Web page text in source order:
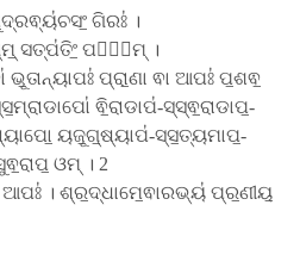
ଗିରଃ॑ ।
ସତ୍ପ॑ତିଂ॒ ପତି᳚ମ୍ ।
ଭୂ॒ତାନ୍ୟାପଃ॑ ପ୍ରା॒ଣା ଵା ଆପଃ॑ ପ॒ଶଵ॒
ଵି॒ରାଡାପ॑-ସ୍ସ୍ଵ॒ରାଡାପ॒-
ୟଜୂ॒ଗ୍॒ଷ୍ୟାପ॑-ସ୍ସ॒ତ୍ୟମାପ॒-
ଓମ୍ । 2
। ଶ୍ର॒ଦ୍ଧାମେ॒ଵାରଭ୍ୟ॑ ପ୍ର॒ଣୀୟ॒